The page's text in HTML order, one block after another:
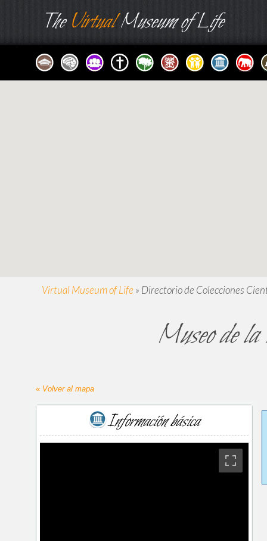
TheVirtualMuseum of Life
Virtual Museum of Life » Directorio de Colecciones
Museo de
« Volver al mapa
Información básica